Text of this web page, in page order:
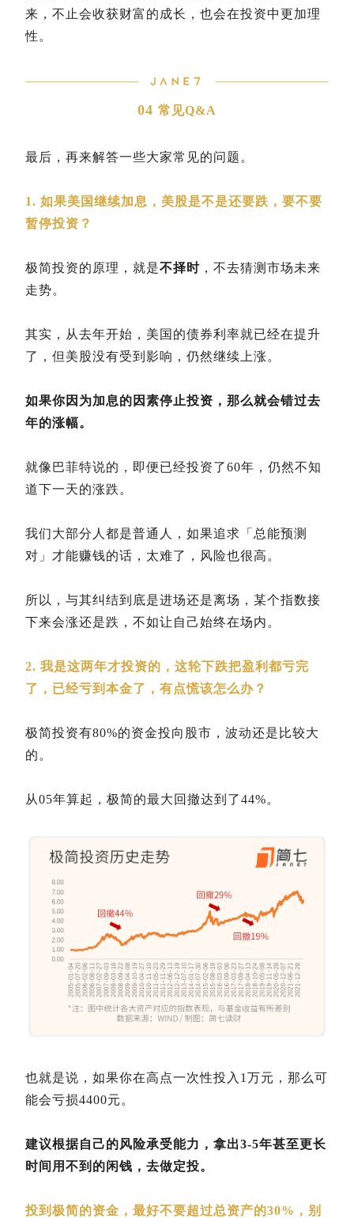
来，不止会收获财富的成长，也会在投资中更加理
性。
04 常见Q&A
最后，再来解答一些大家常见的问题。
1. 如果美国继续加息，美股是不是还要跌，要不要
暂停投资？
极简投资的原理，就是不择时 ，不去猜测市场未来
走势。
其实，从去年开始，美国的债券利率就已经在提升
了，但美股没有受到影响，仍然继续上涨。
如果你因为加息的因素停止投资，那么就会错过去
年的涨幅。
就像巴菲特说的，即便已经投资了60年，仍然不知
道下一天的涨跌。
我们大部分人都是普通人，如果追求「总能预测
对」才能赚钱的话，太难了，风险也很高。
所以，与其纠结到底是进场还是离场，某个指数接
下来会涨还是跌，不如让自己始终在场内。
2. 我是这两年才投资的，这轮下跌把盈利都亏完
了，已经亏到本金了，有点慌该怎么办？
极简投资有80%的资金投向股市，波动还是比较大
的。
从05年算起，极简的最大回撤达到了44%。
也就是说，如果你在高点一次性投入1万元，那么可
能会亏损4400元。
建议根据自己的风险承受能力，拿出3-5年甚至更长
时间用不到的闲钱，去做定投。
投到极简的资金，最好不要超过总资产的30%，别